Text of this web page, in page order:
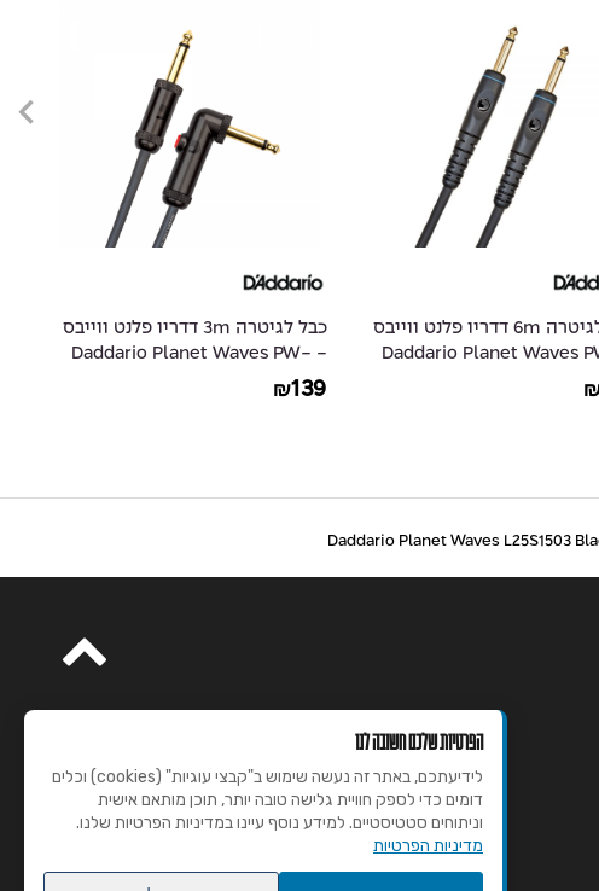
כבל לגיטרה 6m דדריו פלנט ווייבס
- Daddario Planet Waves
כבל לגיטרה 3m דדריו פלנט ווייבס
- Daddario Planet Waves PW-
AGLRA-10
₪139
הפרטיות שלכם חשובה לנו
לידיעתכם, באתר זה נעשה שימוש ב"קבצי עוגיות" (cookies) וכלים
דומים כדי לספק חוויית גלישה טובה יותר, תוכן מותאם אישית
וניתוחים סטטיסטיים. למידע נוסף עיינו במדיניות הפרטיות שלנו.
מדיניות הפרטיות